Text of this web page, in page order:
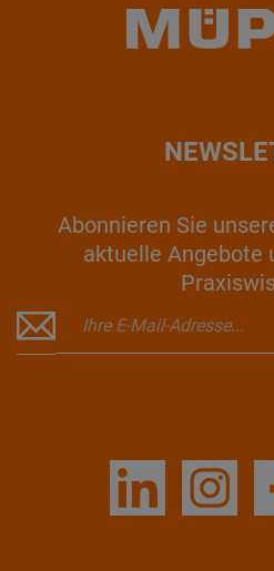
Abonnieren Sie
aktuelle Angebote